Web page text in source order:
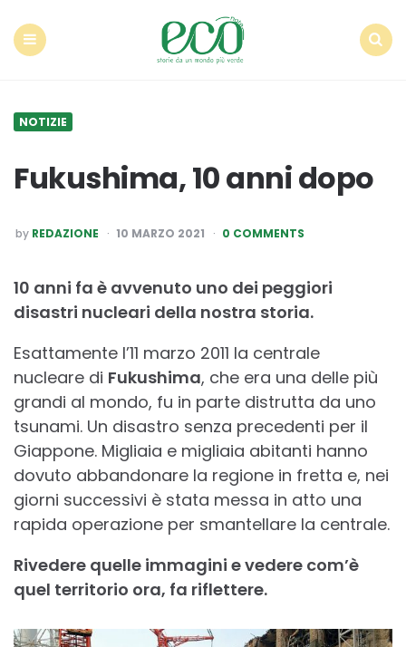
NOTIZIE
Fukushima, 10 anni dopo
POSTED
BY
by REDAZIONE 10 MARZO 2021 0 COMMENTS
10 anni fa è avvenuto uno dei peggiori
disastri nucleari della nostra storia.
Esattamente l’11 marzo 2011 la centrale
nucleare di Fukushima, che era una delle più
grandi al mondo, fu in parte distrutta da uno
tsunami. Un disastro senza precedenti per il
Giappone. Migliaia e migliaia abitanti hanno
dovuto abbandonare la regione in fretta e, nei
giorni successivi è stata messa in atto una
rapida operazione per smantellare la centrale.
Rivedere quelle immagini e vedere com’è
quel territorio ora, fa riflettere.